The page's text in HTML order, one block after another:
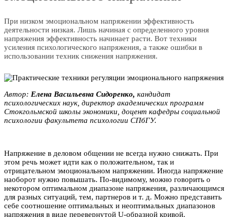
При низком эмоциональном напряжении эффективность
деятельности низкая. Лишь начиная с определенного уровня
напряжения эффективность начинает расти. Вот техники
усиления психологического напряжения, а также ошибки в
использовании техник снижения напряжения.
Автор: Елена Bacильeвна Cидopeнкo, кандидат
психологических наук, директор академических программ
Стокгольмской школы экономики, доцент кафедры социальной
психологии факультета психологии СПбГУ.
Напряжение в деловом общении не всегда нужно снижать. При
этом речь может идти как о положительном, так и
отрицательном эмоциональном напряжении. Иногда напряжение
наоборот нужно повышать. По-видимому, можно говорить о
некотором оптимальном диапазоне напряжения, различающимся
для разных ситуаций, тем, партнеров и т. д. Можно представить
себе соотношение оптимальных и неоптимальных диапазонов
напряжения в виде перевернутой U-образной кривой.